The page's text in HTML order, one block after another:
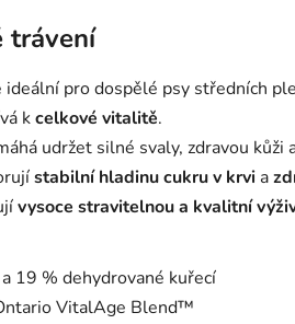
trávení
ideální pro dospělé psy středních
kcelkové vitalitě.
udržet silné svaly, zdravou kůži
stabilní hladinu cukru v krvi a
vysoce stravitelnou a kvalitní
19 % dehydrované kuřecí
VitalAge Blend™